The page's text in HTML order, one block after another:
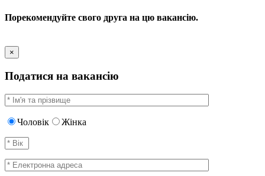
Порекомендуйте свого друга на цю вакансію.
×
Податися на вакансію
Чоловік Жінка